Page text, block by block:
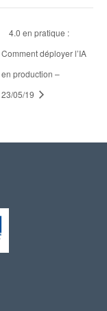
4.0 en pratique :
Comment déployer l’IA
en production –
23/05/19